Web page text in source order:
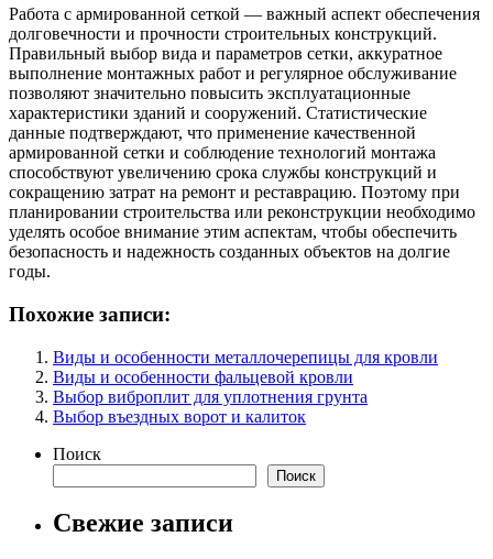
Работа с армированной сеткой — важный аспект обеспечения
долговечности и прочности строительных конструкций.
Правильный выбор вида и параметров сетки, аккуратное
выполнение монтажных работ и регулярное обслуживание
позволяют значительно повысить эксплуатационные
характеристики зданий и сооружений. Статистические
данные подтверждают, что применение качественной
армированной сетки и соблюдение технологий монтажа
способствуют увеличению срока службы конструкций и
сокращению затрат на ремонт и реставрацию. Поэтому при
планировании строительства или реконструкции необходимо
уделять особое внимание этим аспектам, чтобы обеспечить
безопасность и надежность созданных объектов на долгие
годы.
Похожие записи:
Виды и особенности металлочерепицы для кровли
Виды и особенности фальцевой кровли
Выбор виброплит для уплотнения грунта
Выбор въездных ворот и калиток
Поиск
Поиск
Свежие записи